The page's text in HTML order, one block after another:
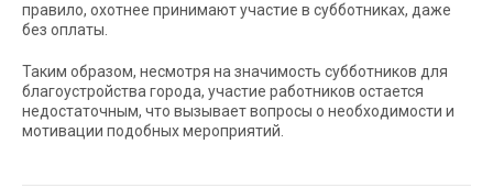
правило, охотнее принимают участие в субботниках, даже
без оплаты.
Таким образом, несмотря на значимость субботников для
благоустройства города, участие работников остается
недостаточным, что вызывает вопросы о необходимости и
мотивации подобных мероприятий.